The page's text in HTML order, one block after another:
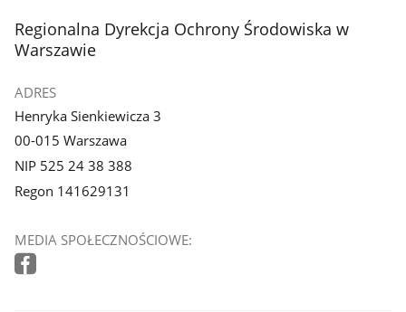
stopka
Regionalna Dyrekcja Ochrony Środowiska w
Warszawie
ADRES
Henryka Sienkiewicza 3
00-015 Warszawa
NIP 525 24 38 388
Regon 141629131
MEDIA SPOŁECZNOŚCIOWE: